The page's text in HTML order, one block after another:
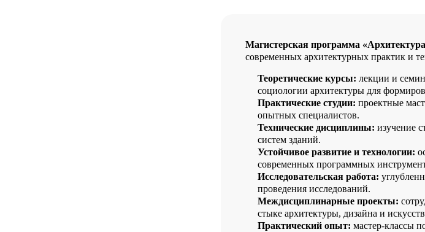
Магистерская программа
современных архитектурных практик и
Теоретические курсы: лекции и
социологии архитектуры для
Практические студии: проектные
опытных специалистов.
Технические дисциплины: изучение
систем зданий.
Устойчивое развитие и технологии:
современных программных
Исследовательская работа:
проведения исследований.
Междисциплинарные проекты:
стыке архитектуры, дизайна и
Практический опыт: мастер-классы